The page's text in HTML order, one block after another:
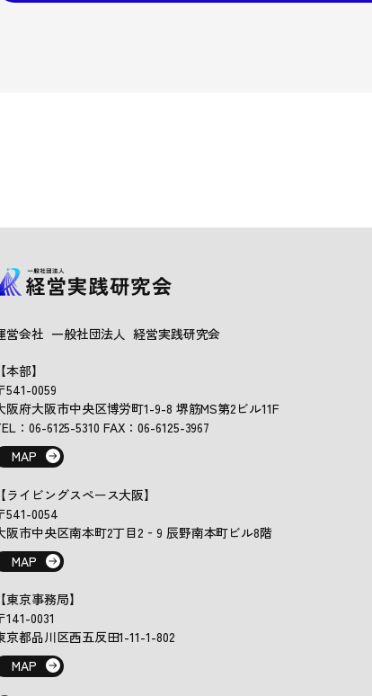
営会社 一般社団法人 経営実践研究会
【本部】
541-0059
阪府大阪市中央区博労町1-9-8 堺筋MS第2ビル11F
：06-6125-5310 FAX：06-6125-3967
MAP
【ライビングスペース大阪】
541-0054
阪市中央区南本町2丁目2‐9 辰野南本町ビル8階
MAP
【東京事務局】
141-0031
京都品川区西五反田1-11-1-802
MAP